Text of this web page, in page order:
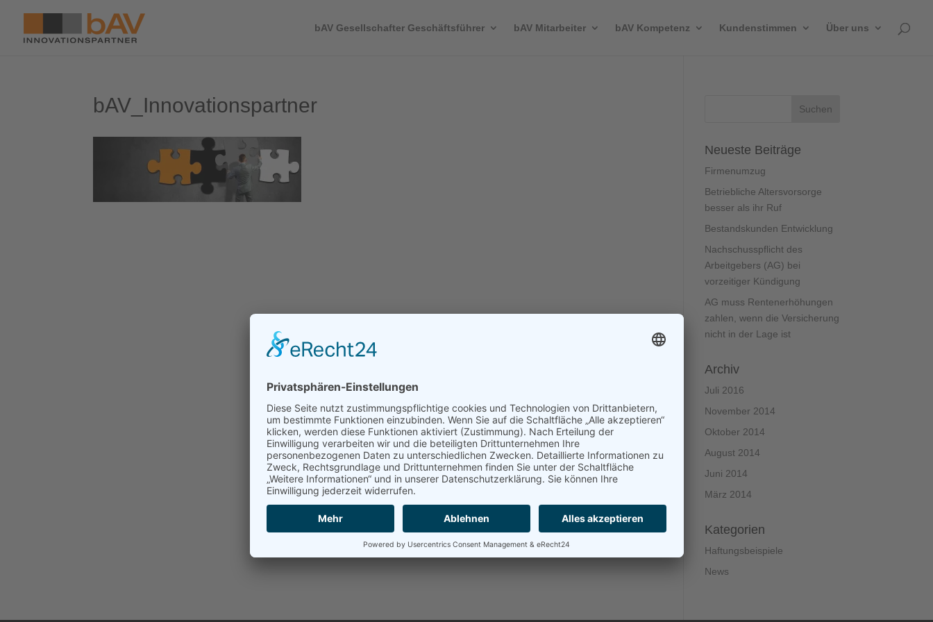
bAV Gesellschafter Geschäftsführer bAV Mitarbeiter bAV Kompetenz Kundenstimmen Über uns
bAV_Innovationspartner
Neueste Beiträge
Firmenumzug
Betriebliche Altersvorsorge
besser als ihr Ruf
Bestandskunden Entwicklung
Nachschusspflicht des
Arbeitgebers (AG) bei
vorzeitiger Kündigung
AG muss Rentenerhöhungen
zahlen, wenn die Versicherung
nicht in der Lage ist
Archiv
Juli 2016
November 2014
Oktober 2014
August 2014
Juni 2014
März 2014
Kategorien
Haftungsbeispiele
News